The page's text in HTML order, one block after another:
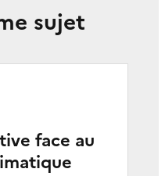
sujet
face au